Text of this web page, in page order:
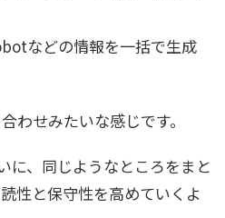
などの情報を一括で生成
わせみたいな感じです。
に、同じようなところをまと
性と保守性を高めていくよ